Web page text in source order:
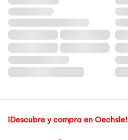
¡Descubre y compra en Oechsle!